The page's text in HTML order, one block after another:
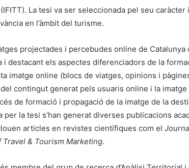
La tesi va ser seleccionada pel seu
en l’àmbit del turisme.
projectades i percebudes online de Catalunya
i destacant els aspectes diferenciadors de la
imatge online (blocs de viatges, opinions i
contingut generat pels usuaris online i la imatge
de formació i propagació de la imatge de la
per la tesi s’han generat diverses publicacions
articles en revistes científiques com el
Travel & Tourism Marketing.